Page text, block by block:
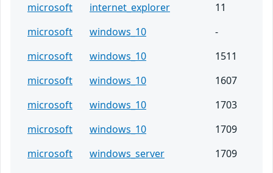
microsoft
internet_explorer
11
microsoft
windows_10
-
microsoft
windows_10
1511
microsoft
windows_10
1607
microsoft
windows_10
1703
microsoft
windows_10
1709
microsoft
windows_server
1709